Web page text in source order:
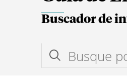
Buscador de